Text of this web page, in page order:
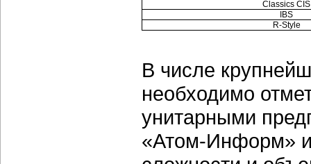
Classics CIS
IBS
R-Style
В числе
необходимо
унитарными
«Атом-Информ»